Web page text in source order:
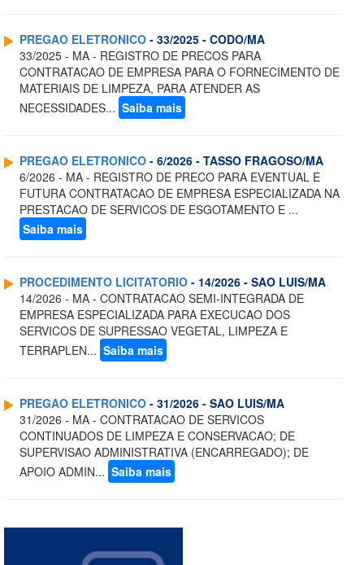
PREGAO ELETRONICO - 33/2025 - CODO/MA
33/2025 - MA - REGISTRO DE PRECOS PARA
CONTRATACAO DE EMPRESA PARA O FORNECIMENTO DE
MATERIAIS DE LIMPEZA, PARA ATENDER AS
NECESSIDADES... Saiba mais
PREGAO ELETRONICO - 6/2026 - TASSO FRAGOSO/MA
6/2026 - MA - REGISTRO DE PRECO PARA EVENTUAL E
FUTURA CONTRATACAO DE EMPRESA ESPECIALIZADA NA
PRESTACAO DE SERVICOS DE ESGOTAMENTO E ...
Saiba mais
PROCEDIMENTO LICITATORIO - 14/2026 - SAO LUIS/MA
14/2026 - MA - CONTRATACAO SEMI-INTEGRADA DE
EMPRESA ESPECIALIZADA PARA EXECUCAO DOS
SERVICOS DE SUPRESSAO VEGETAL, LIMPEZA E
TERRAPLEN... Saiba mais
PREGAO ELETRONICO - 31/2026 - SAO LUIS/MA
31/2026 - MA - CONTRATACAO DE SERVICOS
CONTINUADOS DE LIMPEZA E CONSERVACAO; DE
SUPERVISAO ADMINISTRATIVA (ENCARREGADO); DE
APOIO ADMIN... Saiba mais